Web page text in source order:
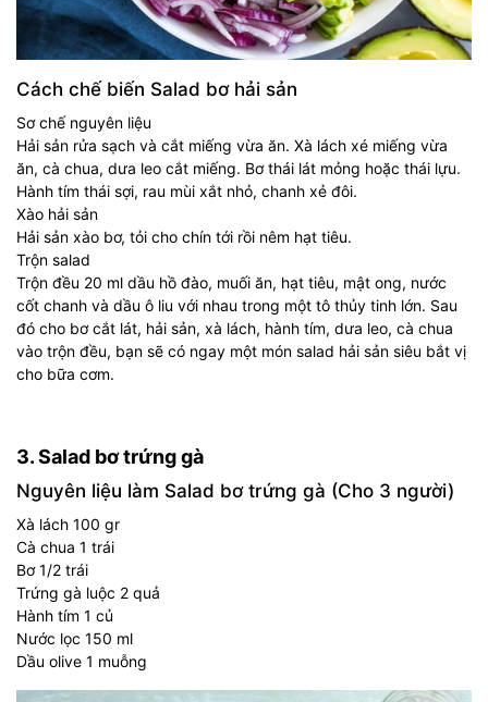
Cách chế biến Salad bơ hải sản
Sơ chế nguyên liệu
Hải sản rửa sạch và cắt miếng vừa ăn. Xà lách xé miếng vừa
ăn, cà chua, dưa leo cắt miếng. Bơ thái lát mỏng hoặc thái lựu.
Hành tím thái sợi, rau mùi xắt nhỏ, chanh xẻ đôi.
Xào hải sản
Hải sản xào bơ, tỏi cho chín tới rồi nêm hạt tiêu.
Trộn salad
Trộn đều 20 ml dầu hồ đào, muối ăn, hạt tiêu, mật ong, nước
cốt chanh và dầu ô liu với nhau trong một tô thủy tinh lớn. Sau
đó cho bơ cắt lát, hải sản, xà lách, hành tím, dưa leo, cà chua
vào trộn đều, bạn sẽ có ngay một món salad hải sản siêu bắt vị
cho bữa cơm.
3. Salad bơ trứng gà
Nguyên liệu làm Salad bơ trứng gà (Cho 3 người)
Xà lách 100 gr
Cà chua 1 trái
Bơ 1/2 trái
Trứng gà luộc 2 quả
Hành tím 1 củ
Nước lọc 150 ml
Dầu olive 1 muỗng